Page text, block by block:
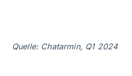
Quelle: Chatarmin, Q1 2024